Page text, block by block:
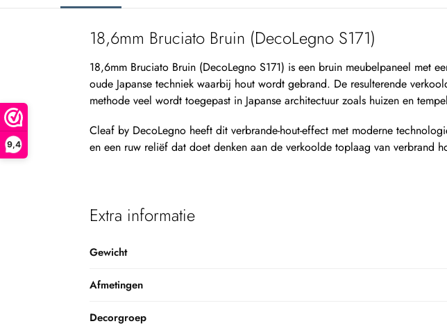
9,4
18,6mm Bruciato Bruin (DecoLegno S171)
18,6mm Bruciato Bruin (DecoLegno S171) is een bruin meubelpaneel met
oude Japanse techniek waarbij hout wordt gebrand. De resulterende
methode veel wordt toegepast in Japanse architectuur zoals huizen en
Cleaf by DecoLegno heeft dit verbrande-hout-effect met moderne
en een ruw reliëf dat doet denken aan de verkoolde toplaag van verbrand
Extra informatie
Gewicht
Afmetingen
Decorgroep